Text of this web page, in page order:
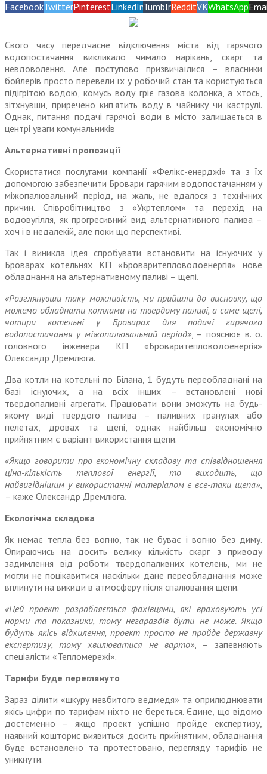
FacebookTwitterPinterestLinkedInTumblrRedditVKWhatsApp
Свого часу передчасне відключення міста від гарячого
водопостачання викликало чимало нарікань, скарг та
невдоволення. Але поступово призвичаїлися – власники
бойлерів просто перевели їх у робочий стан та користуються
підігрітою водою, комусь воду гріє газова колонка, а хтось,
зітхнувши, приречено кип’ятить воду в чайнику чи каструлі.
Однак, питання подачі гарячої води в місто залишається в
центрі уваги комунальників
Альтернативні пропозиції
Скористатися послугами компанії «Фелікс-енерджі» та з їх
допомогою забезпечити Бровари гарячим водопостачанням у
міжопалювальний період, на жаль, не вдалося з технічних
причин. Співробітництво з «Укртеплом» та перехід на
водовугілля, як прогресивний вид альтернативного палива –
хоч і в недалекій, але поки що перспективі.
Так і виникла ідея спробувати встановити на існуючих у
Броварах котельнях КП «Броваритепловодоенергія» нове
обладнання на альтернативному паливі – щепі.
«Розглянувши таку можливість, ми прийшли до висновку, що
можемо обладнати котлами на твердому паливі, а саме щепі,
чотири котельні у Броварах для подачі гарячого
водопостачання у міжопалювальний період», – пояснює в. о.
головного інженера КП «Броваритепловодоенергія»
Олександр Дремлюга.
Два котли на котельні по Білана, 1 будуть переобладнані на
базі існуючих, а на всіх інших – встановлені нові
твердопаливні агрегати. Працювати вони зможуть на будь-
якому виді твердого палива – паливних гранулах або
пелетах, дровах та щепі, однак найбільш економічно
прийнятним є варіант використання щепи.
«Якщо говорити про економічну складову та співвідношення
ціна-кількість теплової енергії, то виходить, що
найвигіднішим у використанні матеріалом є все-таки щепа»,
– каже Олександр Дремлюга.
Екологічна складова
Як немає тепла без вогню, так не буває і вогню без диму.
Опираючись на досить велику кількість скарг з приводу
задимлення від роботи твердопаливних котелень, ми не
могли не поцікавитися наскільки дане переобладнання може
вплинути на викиди в атмосферу після спалювання щепи.
«Цей проект розробляється фахівцями, які враховують усі
норми та показники, тому негараздів бути не може. Якщо
будуть якісь відхилення, проект просто не пройде державну
експертизу, тому хвилюватися не варто», – запевняють
спеціалісти «Тепломережі».
Тарифи буде переглянуто
Зараз ділити «шкуру невбитого ведмедя» та оприлюднювати
якісь цифри по тарифам ніхто не береться. Єдине, що відомо
достеменно – якщо проект успішно пройде експертизу,
наявний кошторис виявиться досить прийнятним, обладнання
буде встановлено та протестовано, перегляду тарифів не
уникнути.